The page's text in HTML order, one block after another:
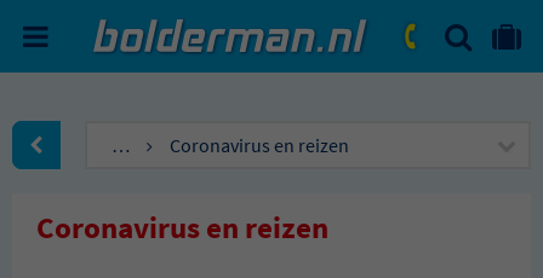
ma. - vr.: 09:00 - 17:30
ZOEKEN
naar Homepagina … Coronavirus en reizen
Coronavirus en reizen